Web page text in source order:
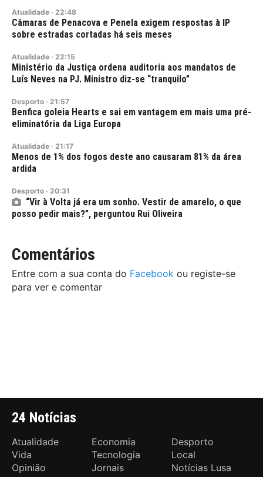
Atualidade · 22:48
Câmaras de Penacova e Penela exigem respostas à IP
sobre estradas cortadas há seis meses
Atualidade · 22:15
Ministério da Justiça ordena auditoria aos mandatos de
Luís Neves na PJ. Ministro diz-se “tranquilo”
Desporto · 21:57
Benfica goleia Hearts e sai em vantagem em mais uma pré-
eliminatória da Liga Europa
Atualidade · 21:17
Menos de 1% dos fogos deste ano causaram 81% da área
ardida
Desporto · 20:31
“Vir à Volta já era um sonho. Vestir de amarelo, o que
posso pedir mais?”, perguntou Rui Oliveira
Comentários
Entre com a sua conta do Facebook ou registe-se
para ver e comentar
24 Notícias
Atualidade Economia
Desporto
Vida
Tecnologia
Local
Opinião
Jornais Notícias Lusa